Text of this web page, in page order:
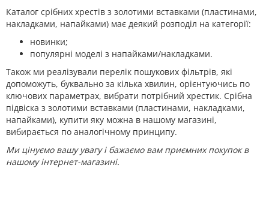
Каталог срібних хрестів з золотими вставками (пластинами,
накладками, напайками) має деякий розподіл на категорії:
новинки;
популярні моделі з напайками/накладками.
Також ми реалізували перелік пошукових фільтрів, які
допоможуть, буквально за кілька хвилин, орієнтуючись по
ключових параметрах, вибрати потрібний хрестик. Срібна
підвіска з золотими вставками (пластинами, накладками,
напайками), купити яку можна в нашому магазині,
вибирається по аналогічному принципу.
Ми цінуємо вашу увагу і бажаємо вам приємних покупок в
нашому інтернет-магазині.